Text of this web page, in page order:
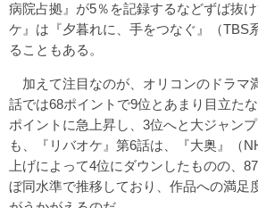
病院占拠』が5％を記録するなどずば抜
ケ』は『夕暮れに、手をつなぐ』（TBS
ることもある。
加えて注目なのが、オリコンのドラマ
話では68ポイントで9位とあまり目立た
ポイントに急上昇し、3位へと大ジャン
も、『リバオケ』第6話は、『大奥』（
上げによって4位にダウンしたものの、
ぼ同水準で推移しており、作品への満足